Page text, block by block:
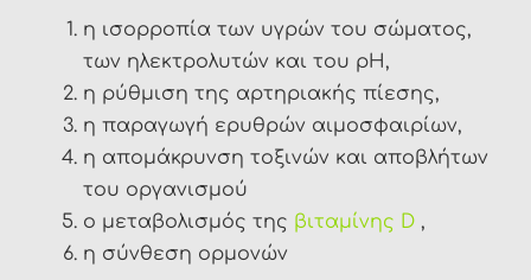
η ισορροπία των υγρών του σώματος,
των ηλεκτρολυτών και του pH,
η ρύθμιση της αρτηριακής πίεσης,
η παραγωγή ερυθρών αιμοσφαιρίων,
η απομάκρυνση τοξινών και αποβλήτων
του οργανισμού
ο μεταβολισμός της βιταμίνης D,
η σύνθεση ορμονών